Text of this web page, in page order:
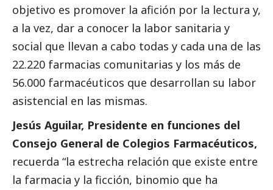
objetivo es promover la afición por la lectura y,
a la vez, dar a conocer la labor sanitaria y
social que llevan a cabo todas y cada una de las
22.220 farmacias comunitarias y los más de
56.000 farmacéuticos que desarrollan su labor
asistencial en las mismas.
Jesús Aguilar, Presidente en funciones del
Consejo General de Colegios Farmacéuticos,
recuerda “la estrecha relación que existe entre
la farmacia y la ficción, binomio que ha